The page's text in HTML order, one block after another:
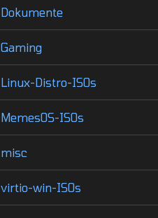
Dokumente
Gaming
Linux-Distro-ISOs
MemesOS-ISOs
misc
virtio-win-ISOs